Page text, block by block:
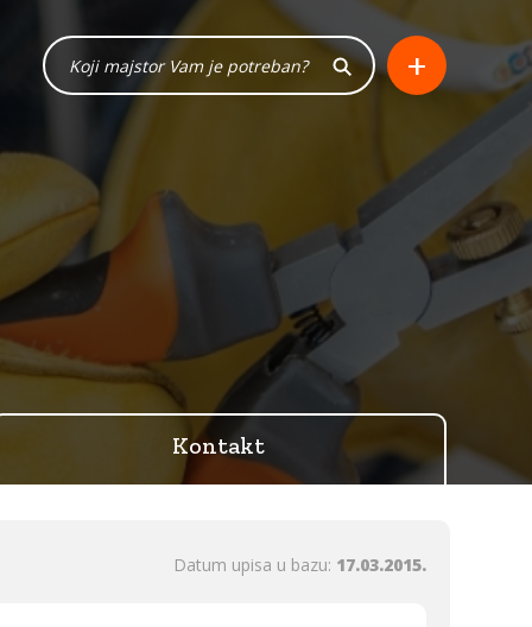
+
Kontakt
Datum upisa u bazu: 17.03.2015.